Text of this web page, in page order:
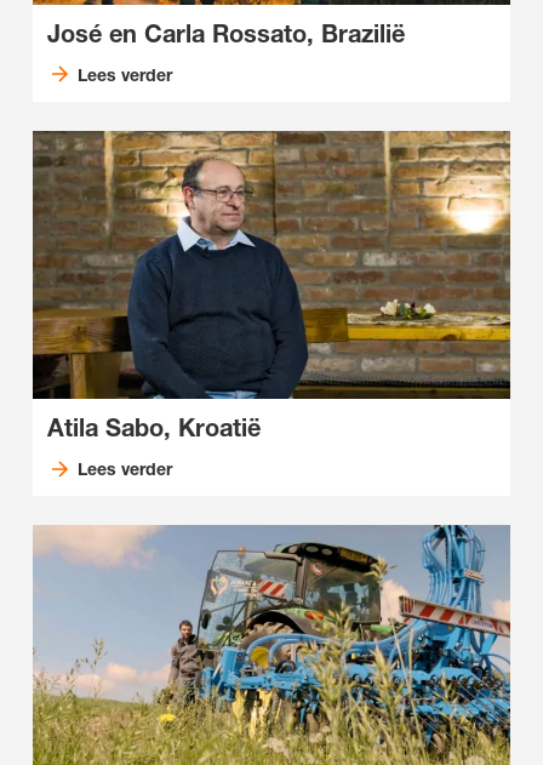
José en Carla Rossato, Brazilië
Lees verder
Atila Sabo, Kroatië
Lees verder